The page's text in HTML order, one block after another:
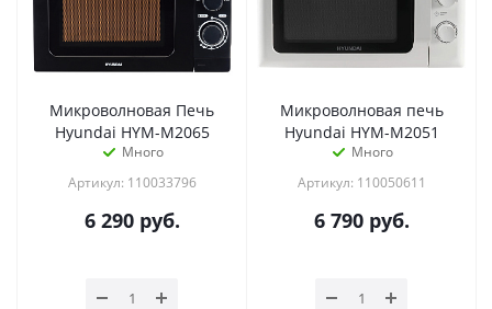
Микроволновая Печь
Hyundai HYM-M2065
Много
Артикул: 110033796
6 290руб.
Микроволновая печь
Hyundai HYM-M2051
Много
Артикул: 110050611
6 790руб.